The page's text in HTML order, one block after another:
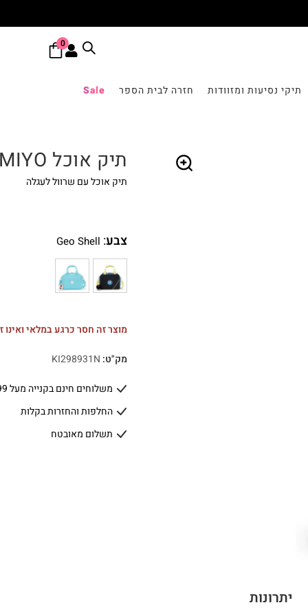
0
תיקי נסיעות ומזוודות חזרה לבית הספר Sale
תיק אוכל MIYO
תיק אוכל עם שרוול לעגלה
צבע:
Geo Shell
מוצר זה חסר כרגע במלאי ואינו
מק"ט: KI298931N
משלוחים חינם בקנייה מעל 399 ₪
החלפות והחזרות בקלות
תשלום מאובטח
יתרונות